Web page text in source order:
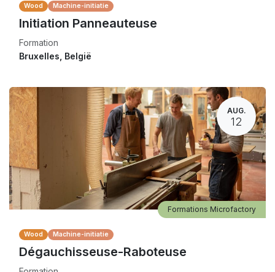
Wood Machine-initiatie
Initiation Panneauteuse
Formation
Bruxelles België
AUG.
12
Wood Machine-initiatie
Dégauchisseuse-Raboteuse
Formations Microfactory